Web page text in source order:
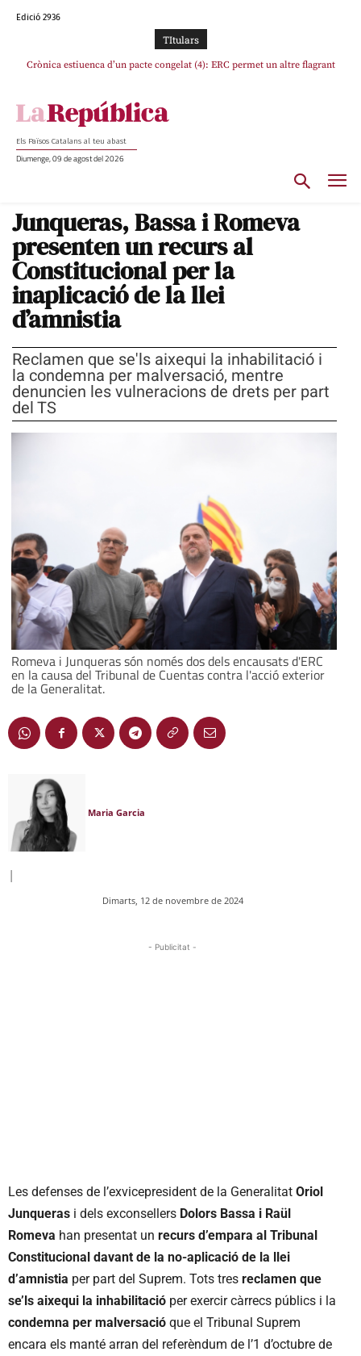
Edició 2936
TItulars
Crònica estiuenca d’un pacte congelat (4): ERC permet un altre flagrant
Rufián boicoteja l’estratègia d’acostament a Junts d’Oriol Junqueras
Els Països Catalans al teu abast
Diumenge, 09 de agost del 2026
Junqueras, Bassa i Romeva
presenten un recurs al
Constitucional per la
inaplicació de la llei
d’amnistia
Reclamen que se'ls aixequi la inhabilitació i
la condemna per malversació, mentre
denuncien les vulneracions de drets per part
del TS
Romeva i Junqueras són només dos dels encausats d'ERC
en la causa del Tribunal de Cuentas contra l'acció exterior
de la Generalitat.
Maria Garcia
|
Dimarts, 12 de novembre de 2024
- Publicitat -
Les defenses de l’exvicepresident de la Generalitat Oriol
Junqueras i dels exconsellers Dolors Bassa i Raül
Romeva han presentat un recurs d’empara al Tribunal
Constitucional davant de la no-aplicació de la llei
d’amnistia per part del Suprem. Tots tres reclamen que
se’ls aixequi la inhabilitació per exercir càrrecs públics i la
condemna per malversació que el Tribunal Suprem
encara els manté arran del referèndum de l’1 d’octubre de